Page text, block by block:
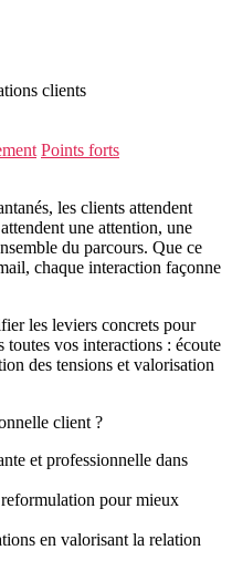
Points forts
les clients attendent
une attention, une
du parcours. Que ce
chaque interaction façonne
les leviers concrets pour
vos interactions : écoute
des tensions et valorisation
client ?
et professionnelle dans
pour mieux
en valorisant la relation